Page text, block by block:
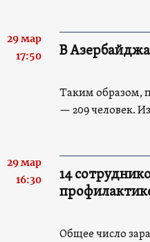
29 мар
17:50
В
Таким образом,
— 209 человек.
29 мар
16:30
14
Общее число